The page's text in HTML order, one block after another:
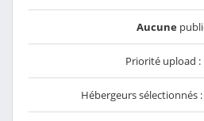
Aucune
Priorité upload :
Hébergeurs sélectionnés :